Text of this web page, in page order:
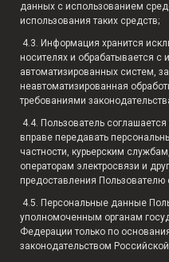
данных с использованием
использования таких средств;
4.3. Информация хранится
носителях и обрабатывается с
автоматизированных систем,
неавтоматизированная
требованиями
4.4. Пользователь
вправе передавать
частности, курьерским
операторам электросвязи и
предоставления Пользователю
4.5. Персональные данные
уполномоченным органам
Федерации только по
законодательством